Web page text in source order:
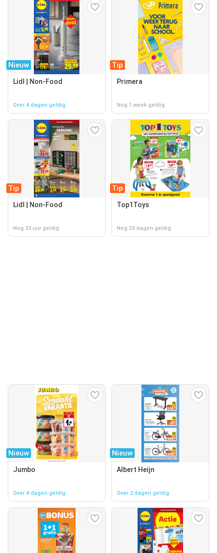
Nieuw
Lidl | Non-Food
Over 4 dagen geldig
Tip
Primera
Nog 1 week geldig
Tip
Lidl | Non-Food
Nog 23 uur geldig
Tip
Top1Toys
Nog 23 dagen geldig
Nieuw
Jumbo
Over 4 dagen geldig
Nieuw
Albert Heijn
Over 2 dagen geldig